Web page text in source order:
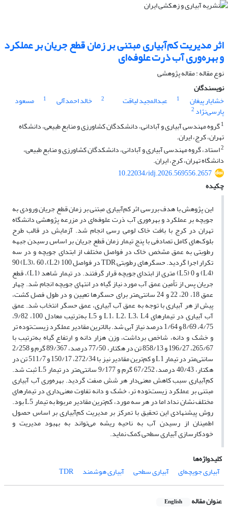
اثر مدیریت کم‌آبیاری مبتنی بر زمان قطع جریان بر عملکرد
و بهره‌وری آب ذرت علوفه‌ای
نوع مقاله : مقاله پژوهشی
نویسندگان
خشایار پیغان
1 عبدالمجید لیاقت 2 خالد احمدآلی 1 مسعود
پارسی‌نژاد 2
1گروه مهندسی آبیاری و آبادانی، دانشکدگان کشاورزی و منابع طبیعی، دانشگاه
تهران، کرج، ایران.
2استاد، گروه مهندسی آبیاری و آبادانی، دانشکدگان کشاورزی و منابع طبیعی،
دانشگاه تهران، کرج، ایران.
10.22034/idj.2026.569556.2657
چکیده
این پژوهش با هدف بررسی اثر کم‌آبیاری مبتنی بر زمان قطع جریان ورودی به
جویچه بر عملکرد و بهره‌وری آب ذرت علوفه‌ای در مزرعه پژوهشی دانشگاه
تهران در کرج با بافت خاک لومی رسی انجام شد. آزمایش در قالب طرح
بلوک‌های کامل تصادفی با پنج تیمار زمان قطع جریان بر اساس رسیدن جبهه
رطوبتی به عمق مشخص خاک در فواصل مختلف از ابتدای جویچه و در سه
تکرار اجرا گردید. حسگرهای رطوبتی TDR در فواصل 100 (L2)، 90 (L3)، 60
(L4) و 0 (L5) متری از ابتدای جویچه قرار گرفتند. در تیمار شاهد (L1)، قطع
جریان پس از تأمین عمق آب مورد نیاز گیاه در انتهای جویچه انجام شد. چهار
عمق 18، 20، 22 و 24 سانتی‌متر برای حسگرها تعیین و در طول فصل کشت،
پیش از هر آبیاری با توجه به عمق آب آبیاری، عمق حسگر انتخاب شد. عمق
آب آبیاری در تیمارهای L1، L2، L3، L4 و L5 به‌ترتیب معادل 100، 9/82،
4/75، 8/69 و 1/64 درصد نیاز آبی شد. بالاترین مقادیر عملکرد زیست‌توده تر
و خشک و دانه، شاخص برداشت، وزن هزار دانه و ارتفاع گیاه به‌ترتیب با
265/67، 196/27 و 858/13 تن در هکتار، 77/50 درصد، 89/367 گرم و 2/258
سانتی‌متر در تیمار L1 و کم‌ترین مقادیر نیز با 272/34، 150/17 و 511/7 تن در
هکتار، 40/43 درصد، 67/252 گرم و 9/177 سانتی‌متر در تیمار L5 ثبت شد.
کم‌آبیاری سبب کاهش معنی‌دار هر شش صفت گردید. بهره‌وری آب آبیاری
مبتنی بر عملکرد زیست‌توده تر، خشک و دانه تفاوت معنی‌داری در تیمارهای
مختلف نشان نداد اما در هر سه مورد، کم‌ترین مقادیر مربوط به تیمار L5 بود.
روش پیشنهادی این تحقیق با تمرکز بر مدیریت کم‌آبیاری بر اساس حصول
اطمینان از رسیدن آب به ناحیه ریشه می‌تواند به بهبود مدیریت و
خودکارسازی آبیاری سطحی کمک نماید.
کلیدواژه‌ها
آبیاری جویچه‌ای
آبیاری سطحی آبیاری هوشمند TDR
عنوان مقاله English